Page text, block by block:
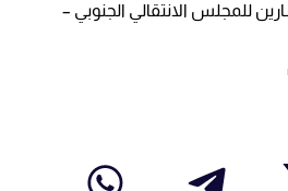
للمجلس الانتقالي الجنوبي –